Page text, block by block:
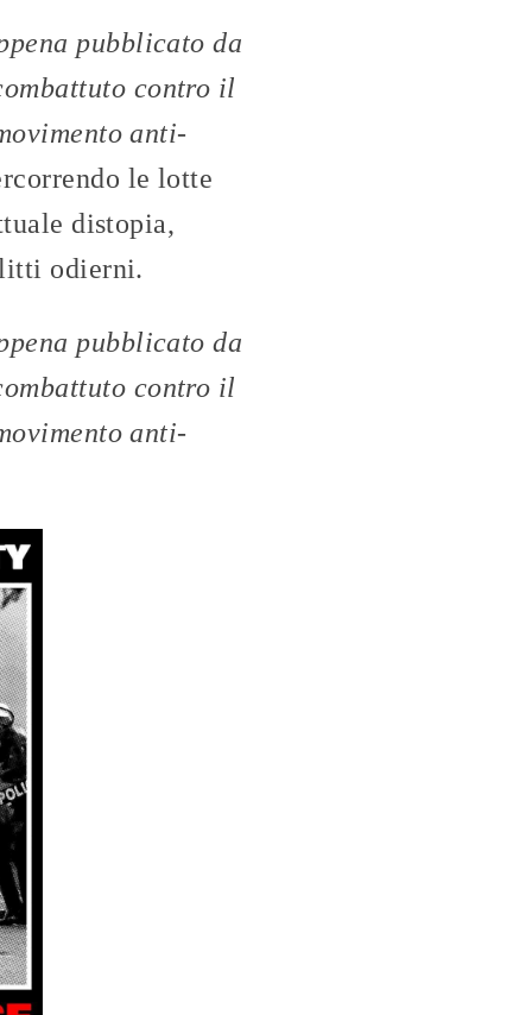
pubblicato da
contro il
anti-
le lotte
distopia,
odierni.
pubblicato da
contro il
anti-